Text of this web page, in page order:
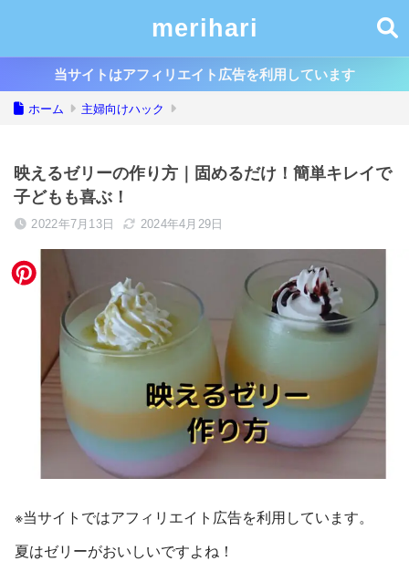
merihari
当サイトはアフィリエイト広告を利用しています
ホーム 主婦向けハック
映えるゼリーの作り方｜固めるだけ！簡単キレイで
子どもも喜ぶ！
2022年7月13日 2024年4月29日
※当サイトではアフィリエイト広告を利用しています。
夏はゼリーがおいしいですよね！